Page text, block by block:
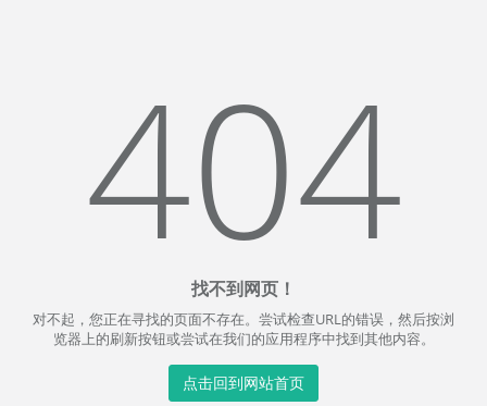
404
找不到网页！
对不起，您正在寻找的页面不存在。尝试检查URL的错误，然后按浏
览器上的刷新按钮或尝试在我们的应用程序中找到其他内容。
点击回到网站首页